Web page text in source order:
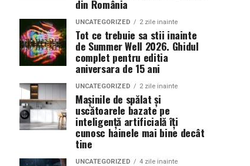
din România
UNCATEGORIZED 2 zile inainte
Tot ce trebuie sa stii inainte
de Summer Well 2026. Ghidul
complet pentru editia
aniversara de 15 ani
UNCATEGORIZED 2 zile inainte
Mașinile de spălat și
uscătoarele bazate pe
inteligență artificială îți
cunosc hainele mai bine decât
tine
UNCATEGORIZED 4 zile inainte